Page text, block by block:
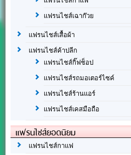
แฟรนไชส์เฉาก๊วย
แฟรนไชส์เสื้อผ้า
แฟรนไชส์ค้าปลีก
แฟรนไชส์กิ๊ฟช็อป
แฟรนไชส์รถมอเตอร์ไซค์
แฟรนไชส์ร้านแอร์
แฟรนไชส์เคสมือถือ
แฟรนไชส์ยอดนิยม
แฟรนไชส์กาแฟ